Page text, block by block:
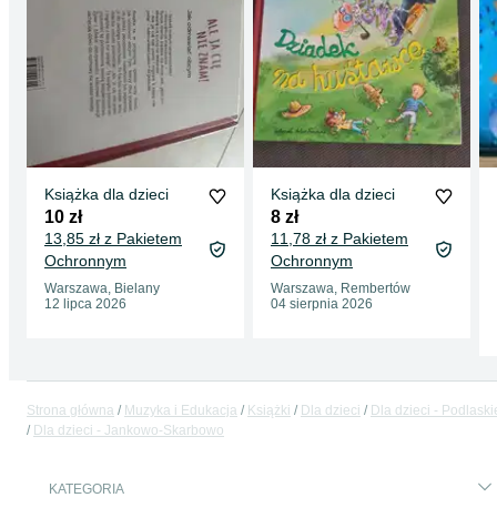
Książka dla dzieci
10 zł
13,85 zł z Pakietem
Ochronnym
Warszawa, Bielany
12 lipca 2026
Książka dla dzieci
8 zł
11,78 zł z Pakietem
Ochronnym
Warszawa, Rembertów
04 sierpnia 2026
Strona główna Muzyka i Edukacja Książki Dla dzieci
Dla dzieci -
Dla dzieci - Jankowo-Skarbowo
KATEGORIA